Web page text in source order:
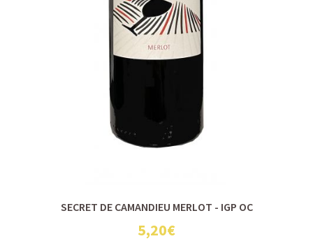
SECRET DE CAMANDIEU MERLOT - IGP OC
5,20€